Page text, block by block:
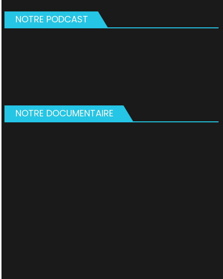
NOTRE PODCAST
NOTRE DOCUMENTAIRE